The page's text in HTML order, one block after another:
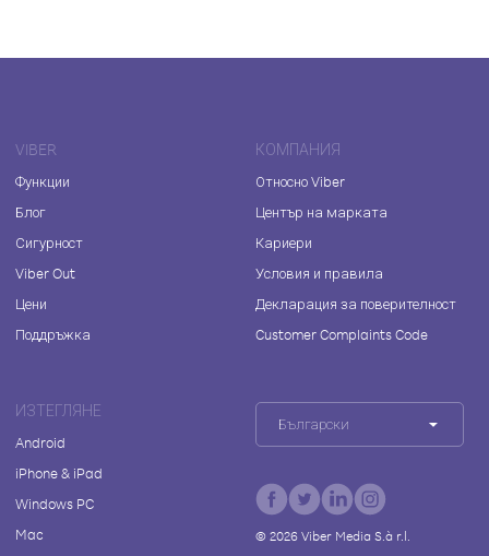
VIBER
Функции
Блог
Сигурност
Viber Out
Цени
Поддръжка
КОМПАНИЯ
Относно Viber
Център на марката
Кариери
Условия и правила
Декларация за поверителност
Customer Complaints Code
ИЗТЕГЛЯНЕ
Android
iPhone & iPad
Windows PC
Mac
Български
© 2026Viber Media S.à r.l.